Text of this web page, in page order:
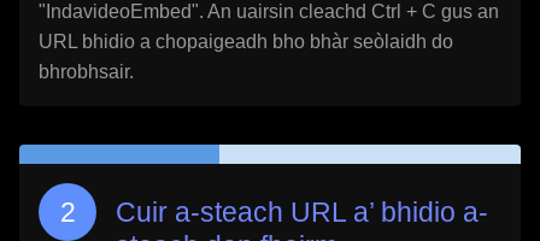
" IndavideoEmbed". An uairsin cleachd Ctrl + C gus an
URL bhidio a chopaigeadh bho bhàr seòlaidh do
bhrobhsair.
Cuir a-steach URL a’ bhidio a-